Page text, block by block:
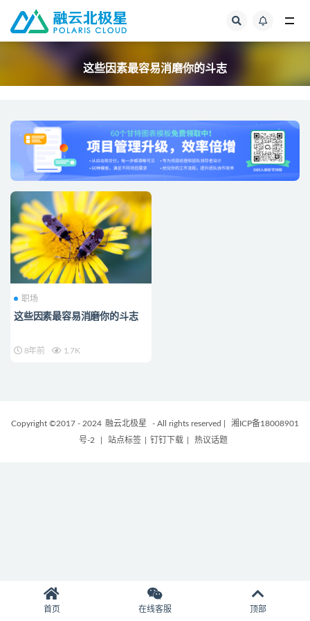
这些因素最容易消磨你的斗志
职场
这些因素最容易消磨你的斗志
8年前 1.7K
Copyright ©2017 - 2024 融云北极星 - All rights reserved
湘ICP备18008901
号-2
站点标签 钉钉下载 热议话题
首页 在线客服 顶部